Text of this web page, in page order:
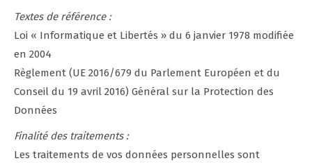
Textes de référence :
Loi « Informatique et Libertés » du 6 janvier 1978 modifiée
en 2004
Règlement (UE 2016/679 du Parlement Européen et du
Conseil du 19 avril 2016) Général sur la Protection des
Données
Finalité des traitements :
Les traitements de vos données personnelles sont